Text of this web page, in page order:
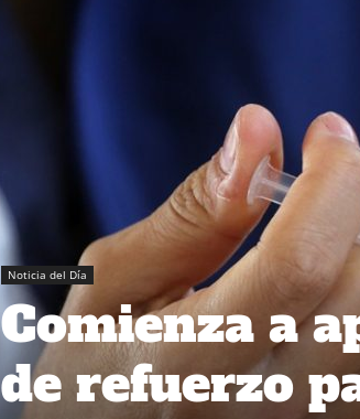
Noticia del Día
Comienza a
de refuerzo